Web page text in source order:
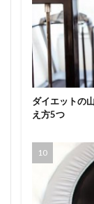
ダイエットの
え方5つ